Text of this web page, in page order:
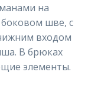
на
шве, с
входом
В брюках
элементы.